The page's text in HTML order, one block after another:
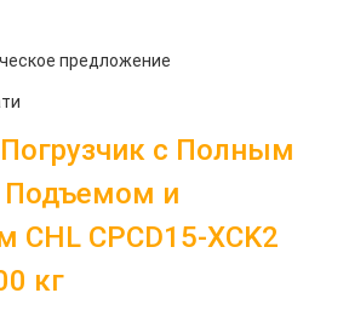
предложение
с Полным
и
CPCD15-XCK2
кг